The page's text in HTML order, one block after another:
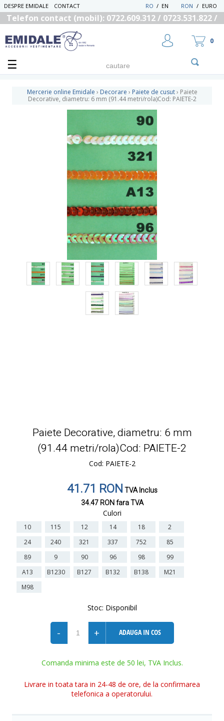
DESPRE EMIDALE CONTACT RON / EURO
EN
/
RO
Telefon contact (mobil): 0722.609.312 / 0723.531.822 /
UTILIZATOR NOU
0
Mercerie online Emidale › Decorare › Paiete de cusut › Paiete
Decorative, diametru: 6 mm (91.44 metri/rola)Cod: PAIETE-2
Paiete Decorative, diametru: 6 mm
(91.44 metri/rola)Cod: PAIETE-2
Cod: PAIETE-2
41.71 RONTVA Inclus
34.47 RONfara TVA
Culori
10 115 12 14 18
2
24
240 321 337 752
85
89
9 90 96 98
99
A13
B1230 B127 B132 B138
M21
M98
Stoc: Disponibil
- + ADAUGA IN COS
Comanda minima este de 50 lei, TVA Inclus.
Livrare in toata tara in 24-48 de ore, de la confirmarea
telefonica a operatorului.